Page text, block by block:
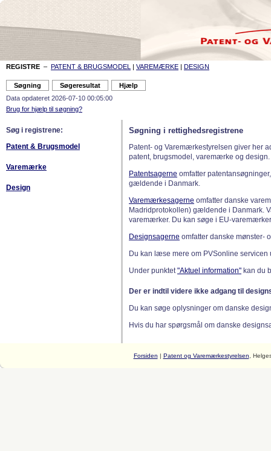
REGISTRE – PATENT & BRUGSMODEL | VAREMÆRKE | DESIGN
Data opdateret 2026-07-10 00:05:00
Brug for hjælp til søgning?
Søg i registrene:
Patent & Brugsmodel
Varemærke
Design
Søgning i rettighedsregistrene
Patent- og Varemærkestyrelsen giver her
patent, brugsmodel, varemærke og design.
Patentsagerne omfatter
gældende i Danmark.
Varemærkesagerne omfatter danske
Madridprotokollen) gældende i Danmark.
varemærker. Du kan søge i EU-
Designsagerne omfatter danske mønster-
Du kan læse mere om PVSonline
Under punktet"Aktuel information" kan du
Der er indtil videre ikke adgang til
Du kan søge oplysninger om danske
Hvis du har spørgsmål om danske
Forsiden | Patent og Varemærkestyrelsen ,